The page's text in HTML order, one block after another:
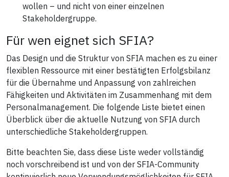
wollen – und nicht von einer einzelnen
Stakeholdergruppe.
Für wen eignet sich SFIA?
Das Design und die Struktur von SFIA machen es zu einer
flexiblen Ressource mit einer bestätigten Erfolgsbilanz
für die Übernahme und Anpassung von zahlreichen
Fähigkeiten und Aktivitäten im Zusammenhang mit dem
Personalmanagement. Die folgende Liste bietet einen
Überblick über die aktuelle Nutzung von SFIA durch
unterschiedliche Stakeholdergruppen.
Bitte beachten Sie, dass diese Liste weder vollständig
noch vorschreibend ist und von der SFIA-Community